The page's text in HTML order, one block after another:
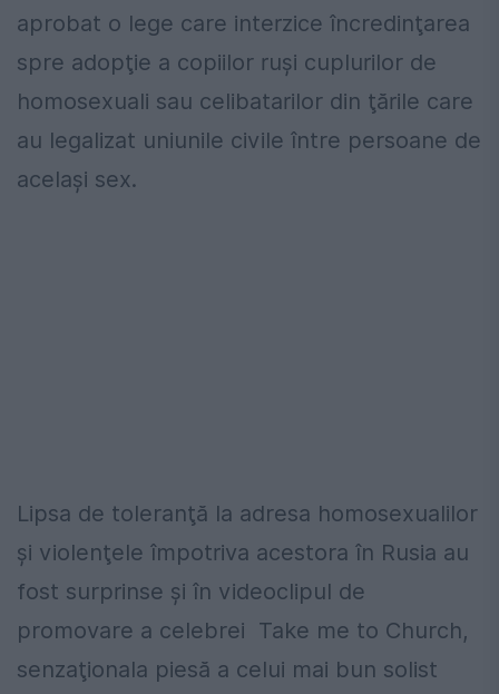
aprobat o lege care interzice încredinţarea
spre adopţie a copiilor ruşi cuplurilor de
homosexuali sau celibatarilor din ţările care
au legalizat uniunile civile între persoane de
acelaşi sex.
Lipsa de toleranţă la adresa homosexualilor
şi violenţele împotriva acestora în Rusia au
fost surprinse şi în videoclipul de
promovare a celebrei Take me to Church,
senzaţionala piesă a celui mai bun solist